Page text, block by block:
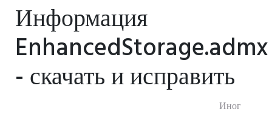
Информация
EnhancedStorage.admx
- скачать и исправить
Иног